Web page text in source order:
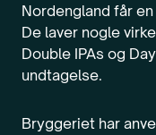
Nordengland får
De laver nogle
Double IPAs og
undtagelse.
Bryggeriet har